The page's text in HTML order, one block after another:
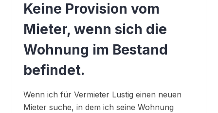
Keine Provision vom
Mieter, wenn sich die
Wohnung im Bestand
befindet.
Wenn ich für Vermieter Lustig einen neuen
Mieter suche, in dem ich seine Wohnung